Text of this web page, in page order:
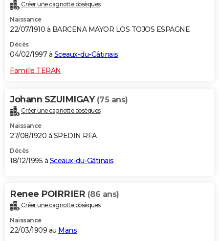
Créer une cagnotte obsèques
Naissance
22/07/1910 à BARCENA MAYOR LOS TOJOS ESPAGNE
Décès
04/02/1997 à Sceaux-du-Gâtinais
Famille TERAN
Johann SZUIMIGAY (75 ans)
Créer une cagnotte obsèques
Naissance
27/08/1920 à SPEDIN RFA
Décès
18/12/1995 à Sceaux-du-Gâtinais
Renee POIRRIER (86 ans)
Créer une cagnotte obsèques
Naissance
22/03/1909 au Mans